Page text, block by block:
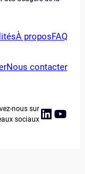
À proposFAQ
Nous contacter
nous sur
sociaux